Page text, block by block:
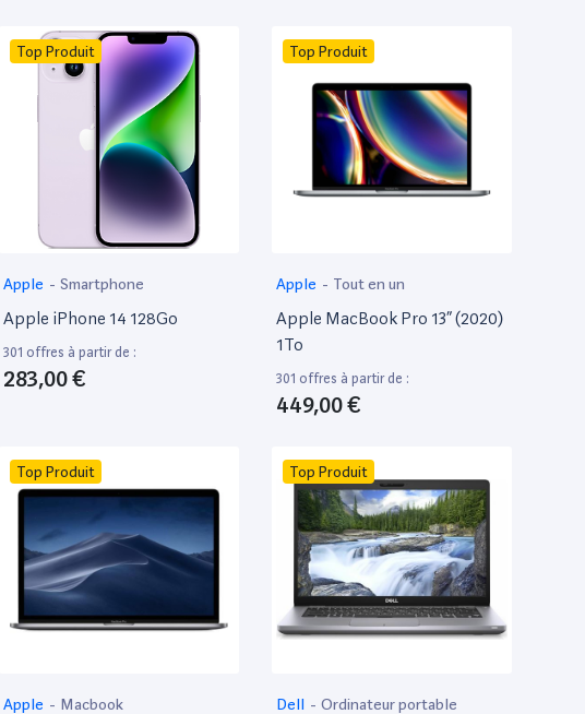
Top Produit
Apple - Smartphone
Apple iPhone 14 128Go
301 offres à partir de :
283,00 €
Top Produit
Apple - Tout en un
Apple MacBook Pro 13” (2020)
1To
301 offres à partir de :
449,00 €
Top Produit
Apple - Macbook
Top Produit
Dell - Ordinateur portable